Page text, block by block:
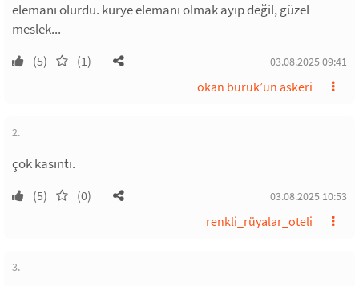
elemanı olurdu. kurye elemanı olmak ayıp değil, güzel
meslek...
(5) (1) 03.08.2025 09:41
okan buruk’un askeri
2.
çok kasıntı.
(5) (0) 03.08.2025 10:53
renkli_rüyalar_oteli
3.